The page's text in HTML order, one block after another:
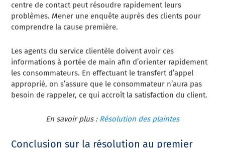
centre de contact peut résoudre rapidement leurs
problèmes. Mener une enquête auprès des clients pour
comprendre la cause première.
Les agents du service clientèle doivent avoir ces
informations à portée de main afin d’orienter rapidement
les consommateurs. En effectuant le transfert d’appel
approprié, on s’assure que le consommateur n’aura pas
besoin de rappeler, ce qui accroît la satisfaction du client.
En savoir plus : Résolution des plaintes
Conclusion sur la résolution au premier